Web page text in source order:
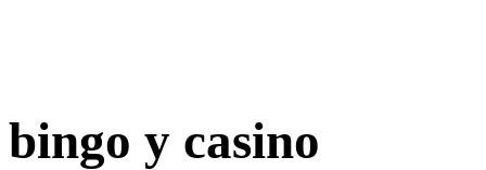
bingo y casino